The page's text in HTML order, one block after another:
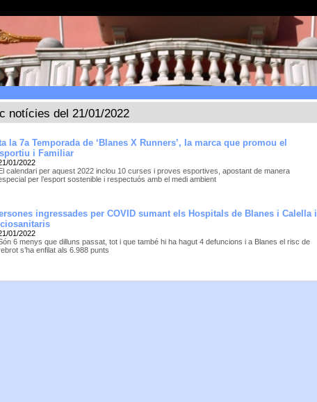
notícies del 21/01/2022
la 7a Temporada de ‘Blanes X Runners’, la marca que promou el
i Familiar
01/2022
calendari per aquest 2022 inclou 10 curses i proves esportives, apostant de manera
per l’esport sostenible i respectuós amb el medi ambient
ingressades per COVID sumant els Hospitals de Blanes i Calella i
01/2022
6 menys que dilluns passat, tot i que també hi ha hagut 4 defuncions i a Blanes el risc de
s’ha enfilat als 6.988 punts